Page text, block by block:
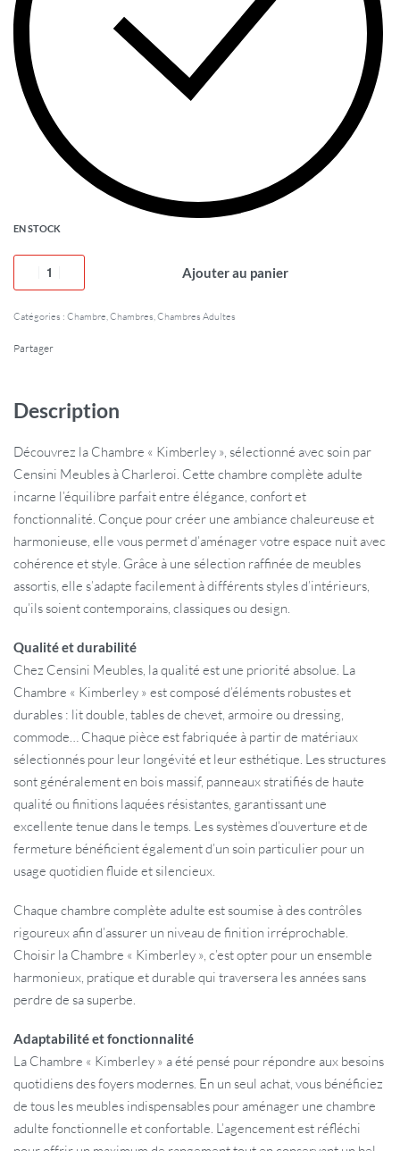
EN STOCK
Ajouter au panier
Catégories : Chambre Chambres Chambres Adultes
Partager
Description
Découvrez la Chambre « Kimberley », sélectionné avec soin par
Censini Meubles à Charleroi. Cette chambre complète adulte
incarne l’équilibre parfait entre élégance, confort et
fonctionnalité. Conçue pour créer une ambiance chaleureuse et
harmonieuse, elle vous permet d’aménager votre espace nuit avec
cohérence et style. Grâce à une sélection raffinée de meubles
assortis, elle s’adapte facilement à différents styles d’intérieurs,
qu’ils soient contemporains, classiques ou design.
Qualité et durabilité
Chez Censini Meubles, la qualité est une priorité absolue. La
Chambre « Kimberley » est composé d’éléments robustes et
durables : lit double, tables de chevet, armoire ou dressing,
commode… Chaque pièce est fabriquée à partir de matériaux
sélectionnés pour leur longévité et leur esthétique. Les structures
sont généralement en bois massif, panneaux stratifiés de haute
qualité ou finitions laquées résistantes, garantissant une
excellente tenue dans le temps. Les systèmes d’ouverture et de
fermeture bénéficient également d’un soin particulier pour un
usage quotidien fluide et silencieux.
Chaque chambre complète adulte est soumise à des contrôles
rigoureux afin d’assurer un niveau de finition irréprochable.
Choisir la Chambre « Kimberley », c’est opter pour un ensemble
harmonieux, pratique et durable qui traversera les années sans
perdre de sa superbe.
Adaptabilité et fonctionnalité
La Chambre « Kimberley » a été pensé pour répondre aux besoins
quotidiens des foyers modernes. En un seul achat, vous bénéficiez
de tous les meubles indispensables pour aménager une chambre
adulte fonctionnelle et confortable. L’agencement est réfléchi